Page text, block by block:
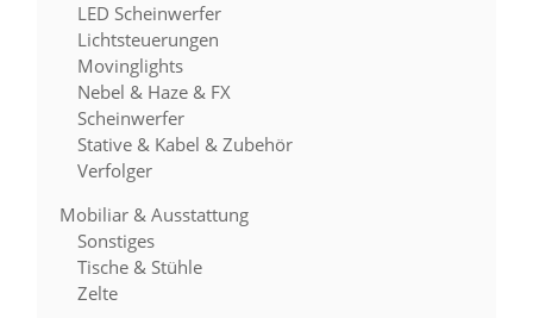
LED Scheinwerfer
Lichtsteuerungen
Movinglights
Nebel & Haze & FX
Scheinwerfer
Stative & Kabel & Zubehör
Verfolger
Mobiliar & Ausstattung
Sonstiges
Tische & Stühle
Zelte